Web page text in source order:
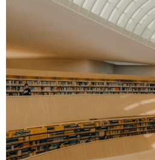
T: +41 44 266 56 56
F: +41 44 266 56 66
M: zh@barandun-law.ch
Contact Zoug
Bahnhofstrasse 17
T: +41 41 349 56 56
F: +41 41 349 56 66
M: zg@barandun-law.ch